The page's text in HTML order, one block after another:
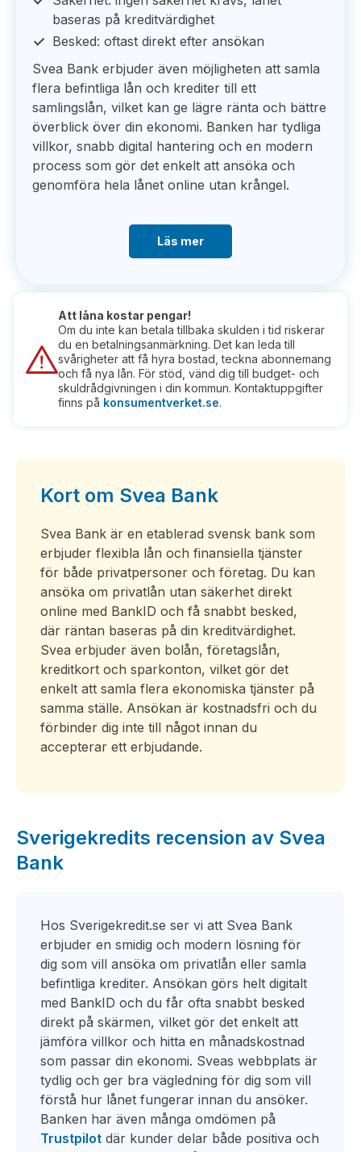
baseras på kreditvärdighet
Besked: oftast direkt efter ansökan
Svea Bank erbjuder även möjligheten att samla
flera befintliga lån och krediter till ett
samlingslån, vilket kan ge lägre ränta och bättre
överblick över din ekonomi. Banken har tydliga
villkor, snabb digital hantering och en modern
process som gör det enkelt att ansöka och
genomföra hela lånet online utan krångel.
Läs mer
Att låna kostar pengar!
Om du inte kan betala tillbaka skulden i tid riskerar
du en betalningsanmärkning. Det kan leda till
svårigheter att få hyra bostad, teckna abonnemang
och få nya lån. För stöd, vänd dig till budget- och
skuldrådgivningen i din kommun. Kontaktuppgifter
finns på konsumentverket.se.
Kort om Svea Bank
Svea Bank är en etablerad svensk bank som
erbjuder flexibla lån och finansiella tjänster
för både privatpersoner och företag. Du kan
ansöka om privatlån utan säkerhet direkt
online med BankID och få snabbt besked,
där räntan baseras på din kreditvärdighet.
Svea erbjuder även bolån, företagslån,
kreditkort och sparkonton, vilket gör det
enkelt att samla flera ekonomiska tjänster på
samma ställe. Ansökan är kostnadsfri och du
förbinder dig inte till något innan du
accepterar ett erbjudande.
Sverigekredits recension av Svea
Bank
Hos Sverigekredit.se ser vi att Svea Bank
erbjuder en smidig och modern lösning för
dig som vill ansöka om privatlån eller samla
befintliga krediter. Ansökan görs helt digitalt
med BankID och du får ofta snabbt besked
direkt på skärmen, vilket gör det enkelt att
jämföra villkor och hitta en månadskostnad
som passar din ekonomi. Sveas webbplats är
tydlig och ger bra vägledning för dig som vill
förstå hur lånet fungerar innan du ansöker.
Banken har även många omdömen på
Trustpilot där kunder delar både positiva och